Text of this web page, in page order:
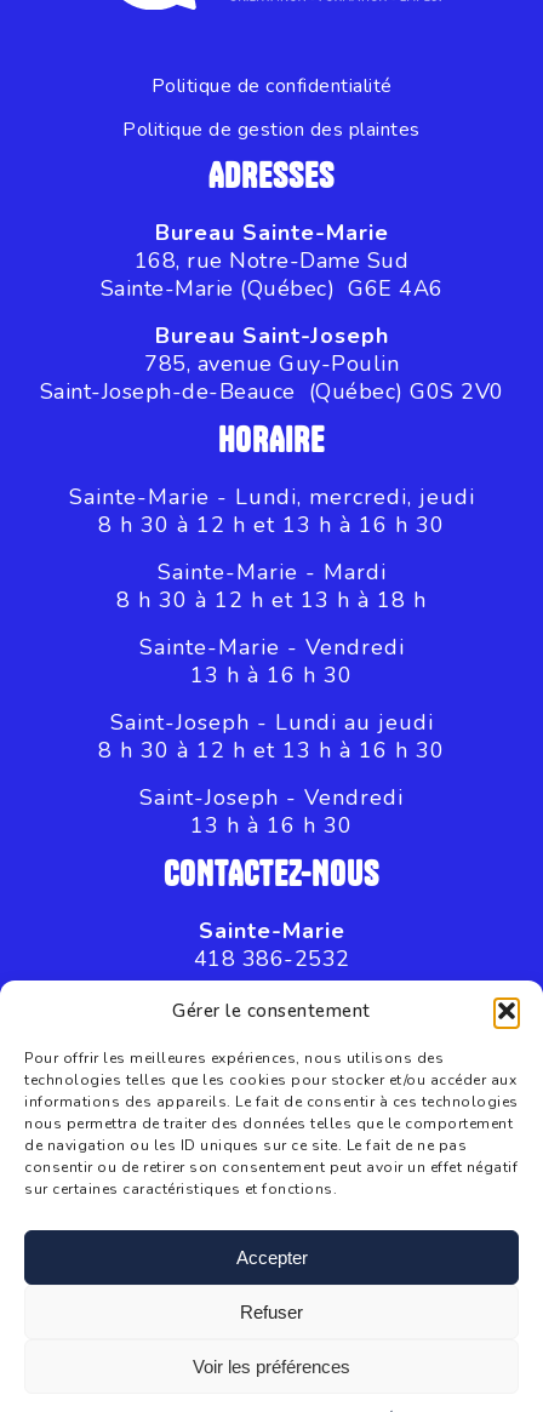
Gérer le consentement
Pour offrir les meilleures expériences, nous utilisons des
technologies telles que les cookies pour stocker et/ou accéder aux
informations des appareils. Le fait de consentir à ces technologies
nous permettra de traiter des données telles que le comportement
de navigation ou les ID uniques sur ce site. Le fait de ne pas
consentir ou de retirer son consentement peut avoir un effet négatif
sur certaines caractéristiques et fonctions.
Accepter
Refuser
Voir les préférences
Politique de confidentialité
Politique de gestion des plaintes
ADRESSES
Bureau Sainte-Marie
168, rue Notre-Dame Sud
Sainte-Marie (Québec) G6E 4A6
Bureau Saint-Joseph
785, avenue Guy-Poulin
Saint-Joseph-de-Beauce (Québec) G0S 2V0
HORAIRE
Sainte-Marie - Lundi, mercredi, jeudi
8 h 30 à 12 h et 13 h à 16 h 30
Sainte-Marie - Mardi
8 h 30 à 12 h et 13 h à 18 h
Sainte-Marie - Vendredi
13 h à 16 h 30
Saint-Joseph - Lundi au jeudi
8 h 30 à 12 h et 13 h à 16 h 30
Saint-Joseph - Vendredi
13 h à 16 h 30
CONTACTEZ-NOUS
Sainte-Marie
418 386-2532
Saint-Joseph
information@cjebn.com